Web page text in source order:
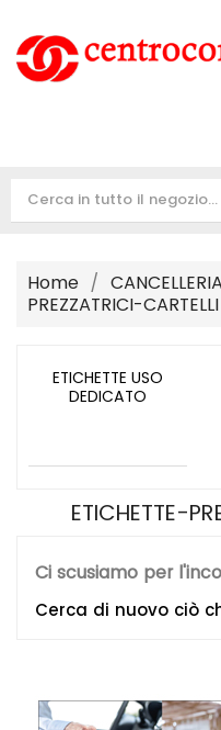
Home
PREZZATRICI-CARTELLI
ETICHETTE USO
DEDICATO
ETICHETTE-
Ci scusiamo per
Cerca di nuovo ciò